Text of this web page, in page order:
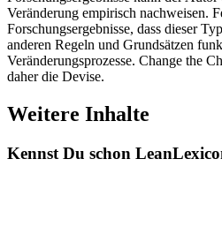
Veränderung empirisch nachweisen.
Forschungsergebnisse, dass dieser
anderen Regeln und Grundsätzen
Veränderungsprozesse. Change the
daher die Devise.
Weitere Inhalte
Kennst Du schon Lean